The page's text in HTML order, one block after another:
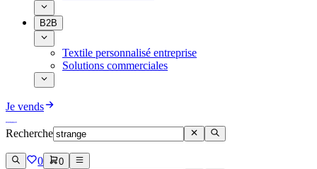
B2B
Textile personnalisé entreprise
Solutions commerciales
Je vends
Recherche
0 0